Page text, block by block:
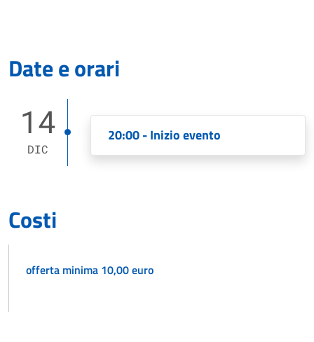
Date e orari
14
DIC
20:00 - Inizio evento
Costi
offerta minima 10,00 euro